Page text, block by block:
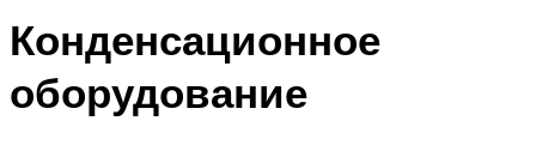
Конденсационное
оборудование